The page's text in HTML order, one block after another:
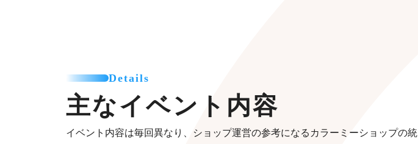
Details
主なイベント内容
イベント内容は毎回異なり、ショップ運営の参考になるカラーミーショップの統